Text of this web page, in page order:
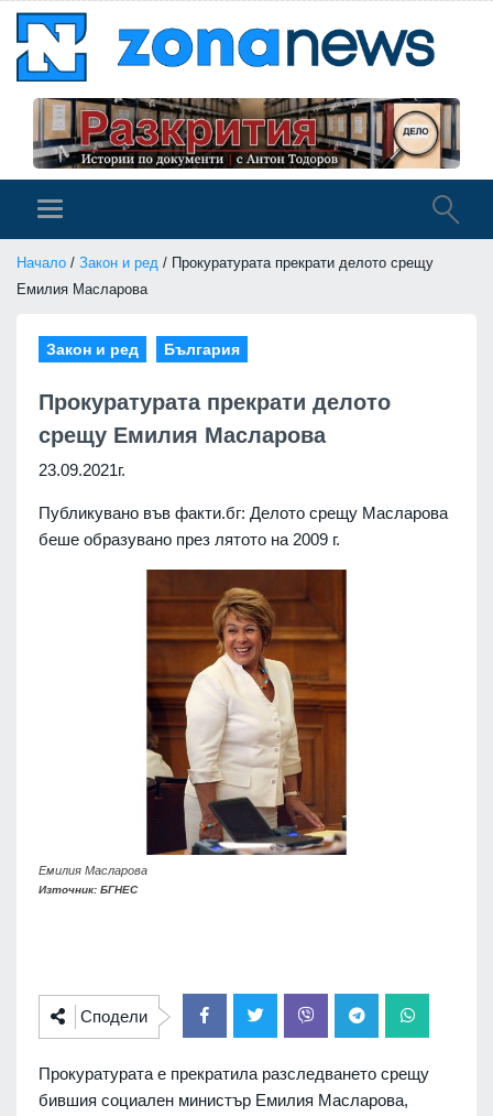
Начало / Закон и ред / Прокуратурата прекрати делото срещу
Емилия Масларова
Закон и ред България
Прокуратурата прекрати делото
срещу Емилия Масларова
23.09.2021г.
Публикувано във факти.бг: Делото срещу Масларова
беше образувано през лятото на 2009 г.
Емилия Масларова
Източник: БГНЕС
Сподели
Прокуратурата е прекратила разследването срещу
бившия социален министър Емилия Масларова,